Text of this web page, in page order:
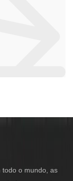
todo o mundo, as